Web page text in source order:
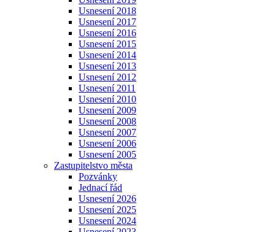
Usnesení 2018
Usnesení 2017
Usnesení 2016
Usnesení 2015
Usnesení 2014
Usnesení 2013
Usnesení 2012
Usnesení 2011
Usnesení 2010
Usnesení 2009
Usnesení 2008
Usnesení 2007
Usnesení 2006
Usnesení 2005
Zastupitelstvo města
Pozvánky
Jednací řád
Usnesení 2026
Usnesení 2025
Usnesení 2024